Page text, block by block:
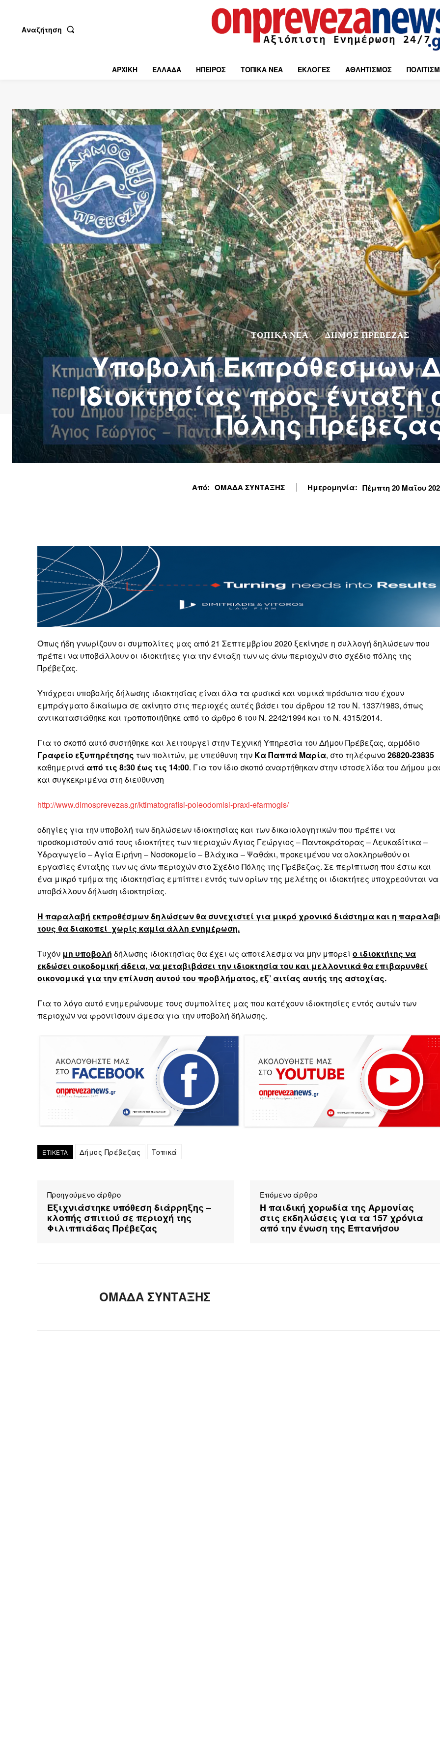
Αναζήτηση
ΑΡΧΙΚΗ ΕΛΛΑΔΑ ΗΠΕΙΡΟΣ ΤΟΠΙΚΑ ΝΕΑ ΕΚΛΟΓΕΣ ΑΘΛΗΤΙΣΜΟΣ
ΤΟΠΙΚΆ ΝΈΑ ΔΉΜΟΣ ΠΡΈΒΕΖΑΣ
Υποβολή Εκπρόθεσμων
Ιδιοκτησίας προς ένταξη
Πόλης
Από: ΟΜΑΔΑ ΣΥΝΤΑΞΗΣ Ημερομηνία: Πέμπτη 20 Μαΐου
Όπως ήδη γνωρίζουν οι συμπολίτες μας από 21 Σεπτεμβρίου 2020 ξεκίνησε η συλλογή δηλώσεων που
πρέπει να υποβάλλουν οι ιδιοκτήτες για την ένταξη των ως άνω περιοχών στο σχέδιο πόλης της
Πρέβεζας.
Υπόχρεοι υποβολής δήλωσης ιδιοκτησίας είναι όλα τα φυσικά και νομικά πρόσωπα που έχουν
εμπράγματο δικαίωμα σε ακίνητο στις περιοχές αυτές βάσει του άρθρου 12 του Ν. 1337/1983, όπως
αντικαταστάθηκε και τροποποιήθηκε από το άρθρο 6 του Ν. 2242/1994 και το Ν. 4315/2014.
Για το σκοπό αυτό συστήθηκε και λειτουργεί στην Τεχνική Υπηρεσία του Δήμου Πρέβεζας, αρμόδιο
Γραφείο εξυπηρέτησης των πολιτών, με υπεύθυνη την Κα Παππά Μαρία, στο τηλέφωνο26820-23835
καθημερινά από τις 8:30 έως τις 14:00. Για τον ίδιο σκοπό αναρτήθηκαν στην ιστοσελίδα του Δήμου
και συγκεκριμένα στη διεύθυνση
http://www.dimosprevezas.gr/ktimatografisi-poleodomisi-praxi-efarmogis/
οδηγίες για την υποβολή των δηλώσεων ιδιοκτησίας και των δικαιολογητικών που πρέπει να
προσκομιστούν από τους ιδιοκτήτες των περιοχών Άγιος Γεώργιος – Παντοκράτορας – Λευκαδίτικα –
Υδραγωγείο – Αγία Ειρήνη – Νοσοκομείο – Βλάχικα – Ψαθάκι, προκειμένου να ολοκληρωθούν οι
εργασίες ένταξης των ως άνω περιοχών στο Σχέδιο Πόλης της Πρέβεζας. Σε περίπτωση που έστω και
ένα μικρό τμήμα της ιδιοκτησίας εμπίπτει εντός των ορίων της μελέτης οι ιδιοκτήτες υποχρεούνται να
υποβάλλουν δήλωση ιδιοκτησίας.
Η παραλαβή εκπροθέσμων δηλώσεων θα συνεχιστεί για μικρό χρονικό διάστημα και η
τους θα διακοπεί χωρίς καμία άλλη ενημέρωση.
Τυχόν μη υποβολή δήλωσης ιδιοκτησίας θα έχει ως αποτέλεσμα να μην μπορεί ο ιδιοκτήτης να
εκδώσει οικοδομική άδεια, να μεταβιβάσει την ιδιοκτησία του και μελλοντικά θα επιβαρυνθεί
οικονομικά για την επίλυση αυτού του προβλήματος, εξ’ αιτίας αυτής της αστοχίας.
Για το λόγο αυτό ενημερώνουμε τους συμπολίτες μας που κατέχουν ιδιοκτησίες εντός αυτών των
περιοχών να φροντίσουν άμεσα για την υποβολή δήλωσης.
ΕΤΙΚΕΤΑ Δήμος Πρέβεζας Τοπικά
Προηγούμενο άρθρο
Εξιχνιάστηκε υπόθεση διάρρηξης –
κλοπής σπιτιού σε περιοχή της
Φιλιππιάδας Πρέβεζας
Επόμενο άρθρο
Η παιδική χορωδία της Αρμονίας
στις εκδηλώσεις για τα 157 χρόνια
από την ένωση της Επτανήσου
ΟΜΑΔΑ ΣΥΝΤΑΞΗΣ